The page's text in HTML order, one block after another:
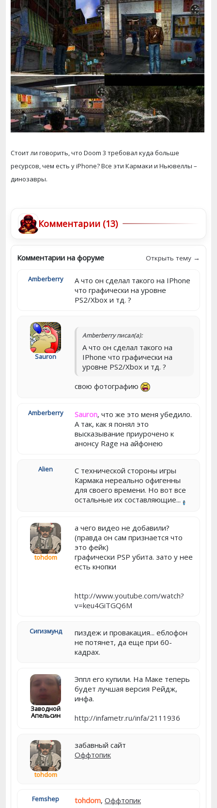
Стоит ли говорить, что Doom 3 требовал куда больше
ресурсов, чем есть у iPhone? Все эти Кармаки и Ньювеллы –
динозавры.
Комментарии (13)
Комментарии на форуме Открыть тему →
Amberberry
А что он сделал такого на IPhone
что графически на уровне
PS2/Xbox и тд. ?
Sauron
Amberberry писал(а):
А что он сделал такого на
IPhone что графически на
уровне PS2/Xbox и тд. ?
свою фотографию
Amberberry Sauron, что же это меня убедило.
А так, как я понял это
высказывание приурочено к
анонсу Rage на айфонею
Alien
С технической стороны игры
Кармака нереально офигенны
для своего времени. Но вот все
остальные их составляющие...
tohdom
а чего видео не добавили?
(правда он сам признается что
это фейк)
графически PSP убита. зато у нее
есть кнопки
http://www.youtube.com/watch?
v=keu4GiTGQ6M
Сигизмунд
пиздеж и провакация... еблофон
не потянет, да еще при 60-
кадрах.
Заводной
Апельсин
Эппл его купили. На Маке теперь
будет лучшая версия Рейдж,
инфа.
http://infametr.ru/infa/2111936
tohdom
забавный сайт
Оффтопик
Femshep tohdom, Оффтопик